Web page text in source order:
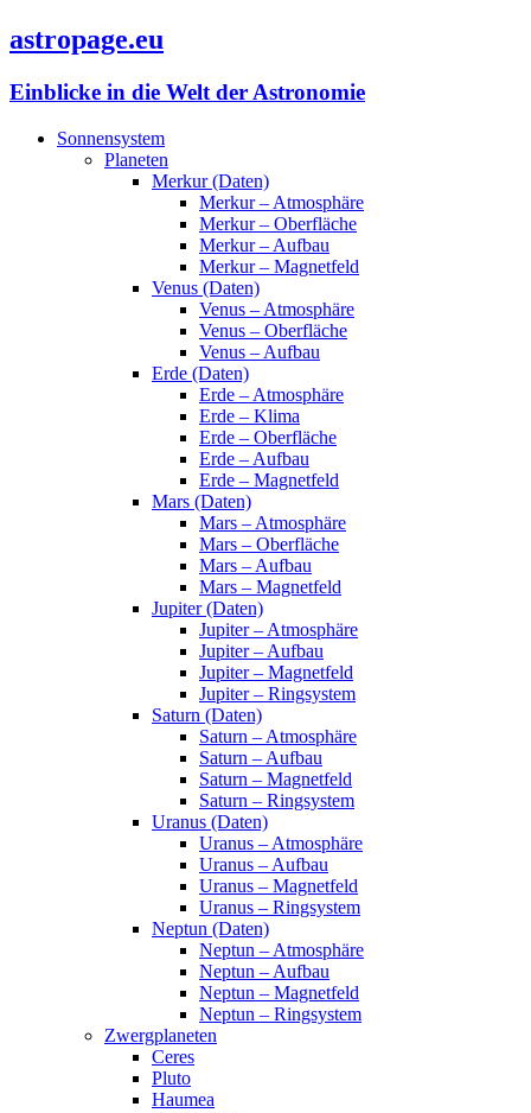
astropage.eu
Einblicke in die Welt der Astronomie
Sonnensystem
Planeten
Merkur (Daten)
Merkur – Atmosphäre
Merkur – Oberfläche
Merkur – Aufbau
Merkur – Magnetfeld
Venus (Daten)
Venus – Atmosphäre
Venus – Oberfläche
Venus – Aufbau
Erde (Daten)
Erde – Atmosphäre
Erde – Klima
Erde – Oberfläche
Erde – Aufbau
Erde – Magnetfeld
Mars (Daten)
Mars – Atmosphäre
Mars – Oberfläche
Mars – Aufbau
Mars – Magnetfeld
Jupiter (Daten)
Jupiter – Atmosphäre
Jupiter – Aufbau
Jupiter – Magnetfeld
Jupiter – Ringsystem
Saturn (Daten)
Saturn – Atmosphäre
Saturn – Aufbau
Saturn – Magnetfeld
Saturn – Ringsystem
Uranus (Daten)
Uranus – Atmosphäre
Uranus – Aufbau
Uranus – Magnetfeld
Uranus – Ringsystem
Neptun (Daten)
Neptun – Atmosphäre
Neptun – Aufbau
Neptun – Magnetfeld
Neptun – Ringsystem
Zwergplaneten
Ceres
Pluto
Haumea